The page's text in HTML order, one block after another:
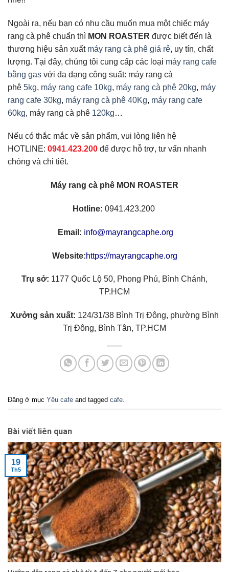
Ngoài ra, nếu bạn có nhu cầu muốn mua một chiếc máy
rang cà phê chuẩn thì MON ROASTER được biết đến là
thương hiệu sản xuất máy rang cà phê giá rẻ, uy tín, chất
lượng. Tại đây, chúng tôi cung cấp các loại máy rang cafe
bằng gas với đa dạng công suất: máy rang cà
phê 5kg, máy rang cafe 10kg, máy rang cà phê 20kg, máy
rang cafe 30kg, máy rang cà phê 40Kg, máy rang cafe
60kg, máy rang cà phê 120kg…
Nếu có thắc mắc về sản phẩm, vui lòng liên hệ
HOTLINE: 0941.423.200 để được hỗ trợ, tư vấn nhanh
chóng và chi tiết.
Máy rang cà phê MON ROASTER
Hotline: 0941.423.200
Email: info@mayrangcaphe.org
Website:https://mayrangcaphe.org
Trụ sở: 1177 Quốc Lộ 50, Phong Phú, Bình Chánh,
TP.HCM
Xưởng sản xuất: 124/31/38 Bình Trị Đông, phường Bình
Trị Đông, Bình Tân, TP.HCM
Đăng ở mục Yêu cafe and tagged cafe
Bài viết liên quan
19
Th5